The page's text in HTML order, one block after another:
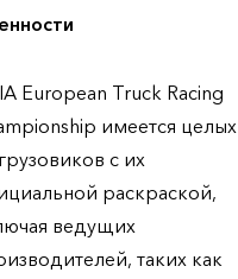
European Truck Racing
имеется целых
с их
раскраской,
ведущих
таких как